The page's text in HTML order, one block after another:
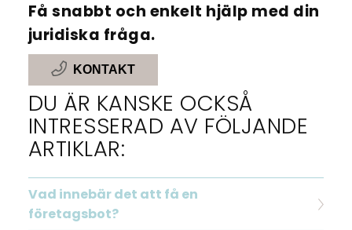
Få snabbt och enkelt hjälp med din
juridiska fråga.
KONTAKT
DU ÄR KANSKE OCKSÅ
INTRESSERAD AV FÖLJANDE
ARTIKLAR:
Vad innebär det att få en
företagsbot?